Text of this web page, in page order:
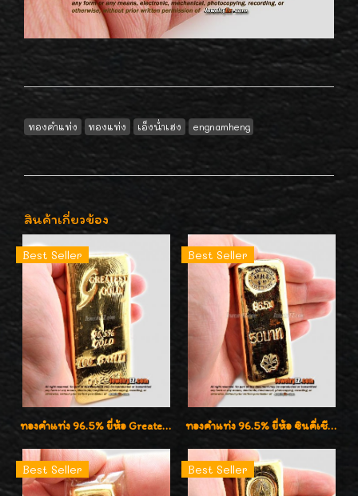
ทองคำแท่ง ทองแท่ง เอ็งน่ำเฮง engnamheng
สินค้าเกี่ยวข้อง
Best Seller
ทองคำแท่ง 96.5% ยี่ห้อ Greatest Gold (จิ้นไถ่เฮง) น้ำหนัก 100 บาท
Best Seller
ทองคำแท่ง 96.5% ยี่ห้อ ซินคี่เชียง น้ำหนัก 50 บาท (762.0g)
Best Seller Best Seller